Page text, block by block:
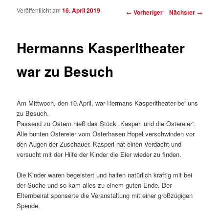
Beitragsnavigation
← Vorheriger Nächster →
Hermanns Kasperltheater
war zu Besuch
Veröffentlicht am16. April 2019
Am Mittwoch, den 10.April, war Hermans Kasperltheater bei uns
zu Besuch.
Passend zu Ostern hieß das Stück „Kasperl und die Ostereier“.
Alle bunten Ostereier vom Osterhasen Hopel verschwinden vor
den Augen der Zuschauer. Kasperl hat einen Verdacht und
versucht mit der Hilfe der Kinder die Eier wieder zu finden.
Die Kinder waren begeistert und halfen natürlich kräftig mit bei
der Suche und so kam alles zu einem guten Ende. Der
Elternbeirat sponserte die Veranstaltung mit einer großzügigen
Spende.